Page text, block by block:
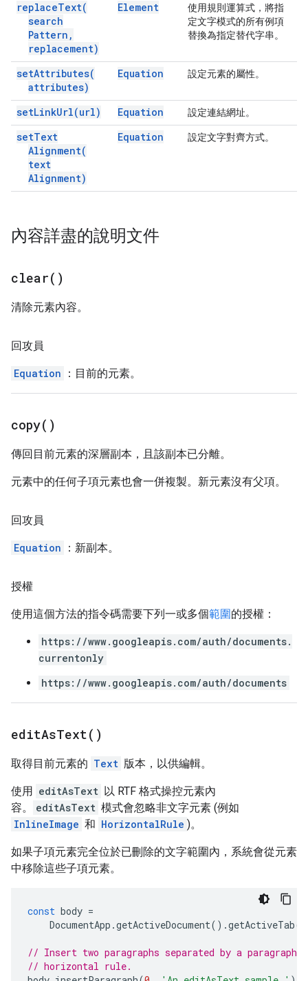
replaceText(
search
Pattern ,
replacement)
Element
使用規則運算式，將指
定文字模式的所有例項
替換為指定替代字串。
setAttributes(
attributes)
Equation 設定元素的屬性。
setLinkUrl(url) Equation 設定連結網址。
setText
Alignment(
text
Alignment)
Equation 設定文字對齊方式。
內容詳盡的說明文件
clear( )
清除元素內容。
回攻員
Equation ：目前的元素。
copy( )
傳回目前元素的深層副本，且該副本已分離。
元素中的任何子項元素也會一併複製。新元素沒有父項。
回攻員
Equation ：新副本。
授權
使用這個方法的指令碼需要下列一或多個範圍的授權：
https://www.googleapis.com/auth/documents.
currentonly
https://www.googleapis.com/auth/documents
editAsText( )
取得目前元素的 Text 版本，以供編輯。
使用 editAsText 以 RTF 格式操控元素內
容。
editAsText 模式會忽略非文字元素 (例如
InlineImage 和 HorizontalRule )。
如果子項元素完全位於已刪除的文字範圍內，系統會從元素
中移除這些子項元素。
const body =
DocumentApp .getActiveDocument().getActiveTab
// Insert two paragraphs separated by a paragraph
// horizontal rule.